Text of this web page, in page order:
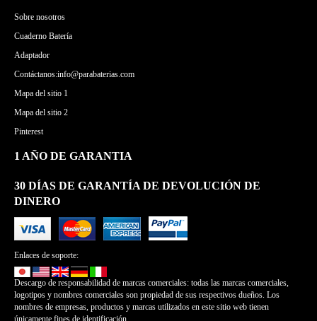
Sobre nosotros
Cuaderno Batería
Adaptador
Contáctanos:info@parabaterias.com
Mapa del sitio 1
Mapa del sitio 2
Pinterest
1 AÑO DE GARANTIA
30 DÍAS DE GARANTÍA DE DEVOLUCIÓN DE
DINERO
Enlaces de soporte:
Descargo de responsabilidad de marcas comerciales: todas las marcas comerciales,
logotipos y nombres comerciales son propiedad de sus respectivos dueños. Los
nombres de empresas, productos y marcas utilizados en este sitio web tienen